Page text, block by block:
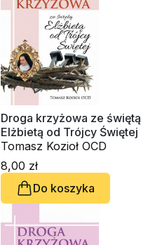
Droga krzyżowa ze świętą
Elżbietą od Trójcy Świętej
Tomasz Kozioł OCD
8,00 zł
Do koszyka